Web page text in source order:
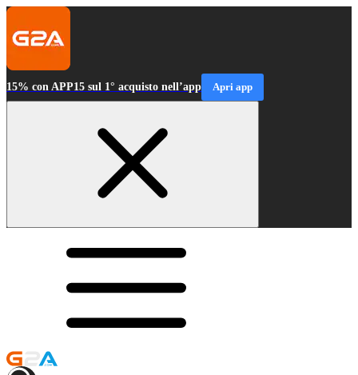
15% con APP15 sul 1° acquisto nell’app Apri app